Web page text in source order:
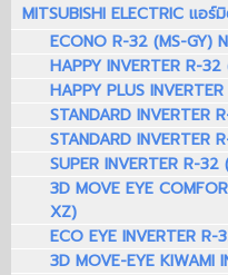
MITSUBISHI ELECTRIC แอ
ECONO R-32 (MS-GY)
HAPPY INVERTER R-
HAPPY PLUS
STANDARD INVERTER
STANDARD INVERTER
SUPER INVERTER R-32
3D MOVE EYE
XZ)
ECO EYE INVERTER
3D MOVE-EYE KIWAMI